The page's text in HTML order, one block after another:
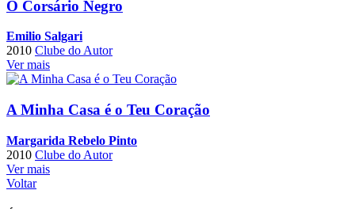
O Corsário Negro
Emilio Salgari
2010 Clube do Autor
Ver mais
A Minha Casa é o Teu Coração
Margarida Rebelo Pinto
2010 Clube do Autor
Ver mais
Voltar